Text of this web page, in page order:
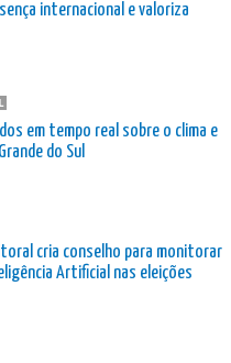
internacional e valoriza
em tempo real sobre o clima e
do Sul
cria conselho para monitorar
Artificial nas eleições